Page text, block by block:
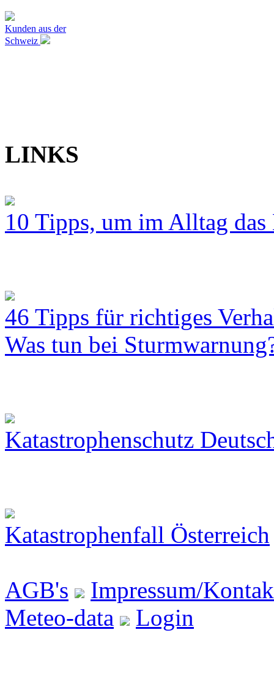
Kunden aus der
Schweiz
LINKS
10 Tipps, um im Alltag
46 Tipps für richtiges
Was tun bei
Katastrophenschutz
Katastrophenfall Österreich
AGB's
Impressum/
Meteo-data
Login